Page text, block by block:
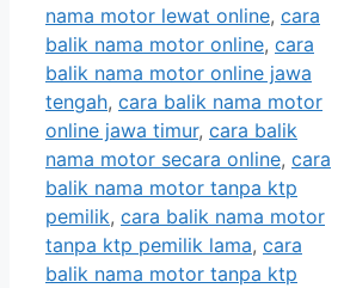
nama motor lewat online, cara
balik nama motor online, cara
balik nama motor online jawa
tengah, cara balik nama motor
online jawa timur, cara balik
nama motor secara online, cara
balik nama motor tanpa ktp
pemilik, cara balik nama motor
tanpa ktp pemilik lama, cara
balik nama motor tanpa ktp